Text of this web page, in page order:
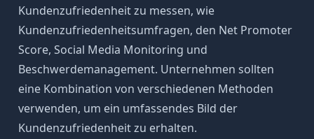
Kundenzufriedenheit zu messen, wie
Kundenzufriedenheitsumfragen, den Net Promoter
Score, Social Media Monitoring und
Beschwerdemanagement. Unternehmen sollten
eine Kombination von verschiedenen Methoden
verwenden, um ein umfassendes Bild der
Kundenzufriedenheit zu erhalten.